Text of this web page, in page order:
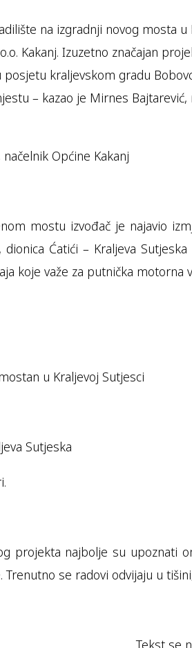
na izgradnji novog mosta
Kakanj. Izuzetno značajan
posjetu kraljevskom gradu
– kazao je Mirnes Bajtarević,
Općine Kakanj
mostu izvođač je najavio
Ćatići – Kraljeva
koje važe za putnička motorna
u Kraljevoj Sutjesci
Sutjeska
projekta najbolje su upoznati
Trenutno se radovi odvijaju u
Tekst se